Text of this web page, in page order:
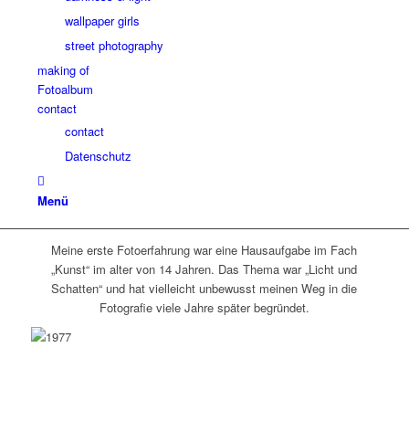
wallpaper girls
street photography
making of
Fotoalbum
contact
contact
Datenschutz
Menü
Meine erste Fotoerfahrung war eine Hausaufgabe im Fach
„Kunst“ im alter von 14 Jahren. Das Thema war „Licht und
Schatten“ und hat vielleicht unbewusst meinen Weg in die
Fotografie viele Jahre später begründet.